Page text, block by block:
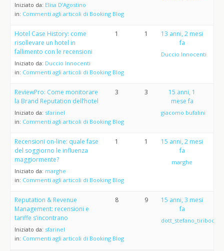
Iniziato da: Elisa D’Agostino
in: Commenti agli articoli di Booking Blog
Hotel Case History: come
risollevare un hotel in
fallimento con le recensioni
Iniziato da: Duccio Innocenti
in: Commenti agli articoli di Booking Blog
1 1
13 anni, 2 mesi
fa
Duccio Innocenti
ReviewPro: Come monitorare
la Brand Reputation dell’hotel
Iniziato da: sfarinel
in: Commenti agli articoli di Booking Blog
3 3
15 anni, 1
mese fa
giacomo bufalini
Recensioni on-line: quale fase
del soggiorno le influenza
maggiormente?
Iniziato da: marghe
in: Commenti agli articoli di Booking Blog
1 1
15 anni, 2 mesi
fa
marghe
Reputation & Revenue
Management: recensioni e
tariffe s’incontrano
Iniziato da: sfarinel
in: Commenti agli articoli di Booking Blog
8 9
15 anni, 3 mesi
fa
dott_stefano_tiribocchi